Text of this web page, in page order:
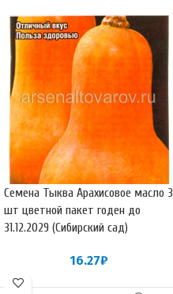
Семена Тыква Арахисовое масло 3
шт цветной пакет годен до
31.12.2029 (Сибирский сад)
16.27₽